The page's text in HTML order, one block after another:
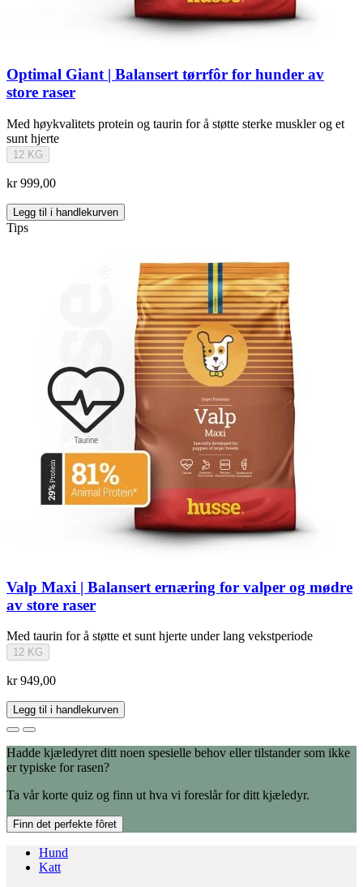
Optimal Giant | Balansert tørrfôr for hunder av
store raser
Med høykvalitets protein og taurin for å støtte sterke muskler og et
sunt hjerte
12 KG
kr 999,00
Legg til i handlekurven
Tips
Valp Maxi | Balansert ernæring for valper og mødre
av store raser
Med taurin for å støtte et sunt hjerte under lang vekstperiode
12 KG
kr 949,00
Legg til i handlekurven
Hadde kjæledyret ditt noen spesielle behov eller tilstander som ikke
er typiske for rasen?
Ta vår korte quiz og finn ut hva vi foreslår for ditt kjæledyr.
Finn det perfekte fôret
Hund
Katt